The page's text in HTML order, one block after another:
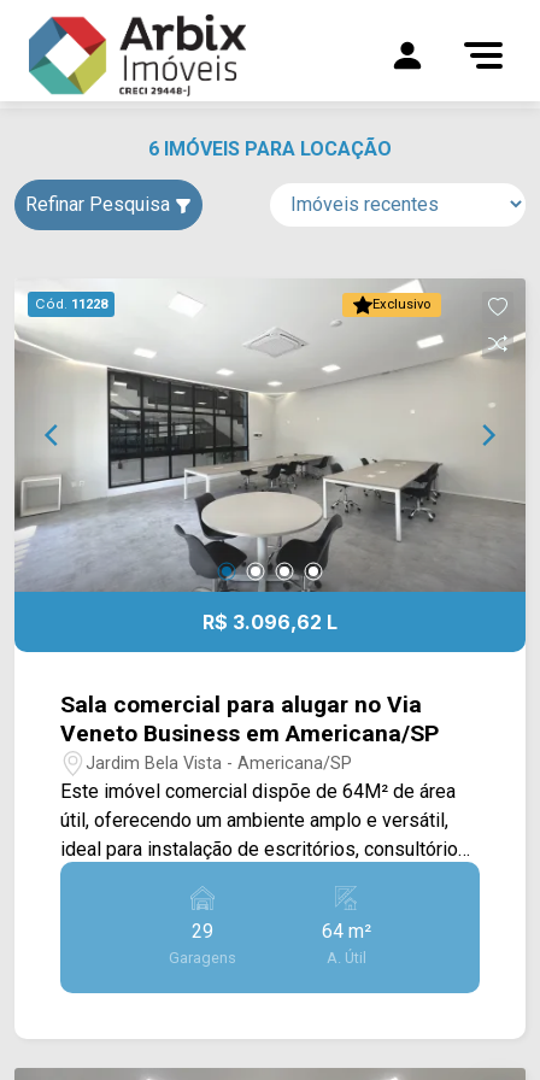
6 IMÓVEIS PARA LOCAÇÃO
Refinar Pesquisa
Exclusivo
Cód. 11228
R$ 3.096,62 L
Sala comercial para alugar no Via
Veneto Business em Americana/SP
Jardim Bela Vista - Americana/SP
Este imóvel comercial dispõe de 64M² de área
útil, oferecendo um ambiente amplo e versátil,
ideal para instalação de escritórios, consultórios
ou empresas que buscam um espaço funcional
em localização estratégica. A sala conta com
fachada em vidro blindex, que proporciona
excelente visibilidade e iluminação natural, além
de acabamento em piso de porcelanato,
29
Garagens
64 m²
A. Útil